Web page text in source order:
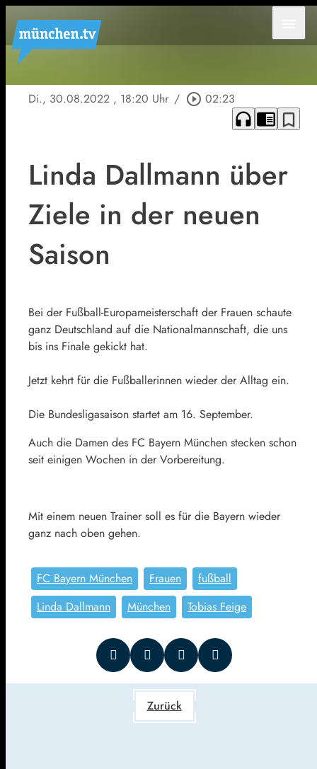
Di., 30.08.2022 , 18:20 Uhr / play_circle_outline 02:23
headphones chrome_reader_mode bookmark_border
Linda Dallmann über
Ziele in der neuen
Saison
Bei der Fußball-Europameisterschaft der Frauen schaute
ganz Deutschland auf die Nationalmannschaft, die uns
bis ins Finale gekickt hat.
Jetzt kehrt für die Fußballerinnen wieder der Alltag ein.
Die Bundesligasaison startet am 16. September.
Auch die Damen des FC Bayern München stecken schon
seit einigen Wochen in der Vorbereitung.
Mit einem neuen Trainer soll es für die Bayern wieder
ganz nach oben gehen.
FC Bayern München Frauen
fußball
Linda Dallmann
München Tobias Feige
Zurück